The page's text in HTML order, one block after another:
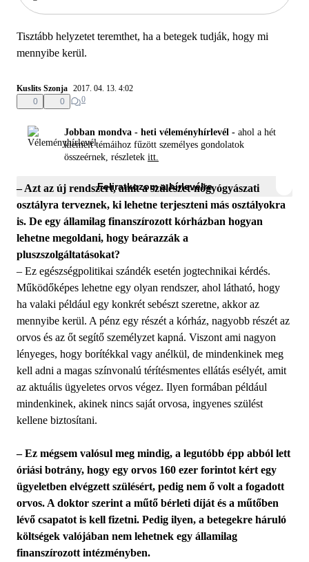
Tisztább helyzetet teremthet, ha a betegek tudják, hogy mi
mennyibe kerül.
Kuslits Szonja 2017. 04. 13. 4:02
0
0 0
Jobban mondva - heti véleményhírlevél - ahol a hét
kiemelt témáihoz fűzött személyes gondolatok
összeérnek, részletek itt.
Feliratkozom a hírlevélre
– Azt az új rendszert, amit a szülészet-nőgyógyászati
osztályra terveznek, ki lehetne terjeszteni más osztályokra
is. De egy államilag finanszírozott kórházban hogyan
lehetne megoldani, hogy beárazzák a
pluszszolgáltatásokat?
– Ez egészségpolitikai szándék esetén jogtechnikai kérdés.
Működőképes lehetne egy olyan rendszer, ahol látható, hogy
ha valaki például egy konkrét sebészt szeretne, akkor az
mennyibe kerül. A pénz egy részét a kórház, nagyobb részét az
orvos és az őt segítő személyzet kapná. Viszont ami nagyon
lényeges, hogy borítékkal vagy anélkül, de mindenkinek meg
kell adni a magas színvonalú térítésmentes ellátás esélyét, amit
az aktuális ügyeletes orvos végez. Ilyen formában például
mindenkinek, akinek nincs saját orvosa, ingyenes szülést
kellene biztosítani.
– Ez mégsem valósul meg mindig, a legutóbb épp abból lett
óriási botrány, hogy egy orvos 160 ezer forintot kért egy
ügyeletben elvégzett szülésért, pedig nem ő volt a fogadott
orvos. A doktor szerint a műtő bérleti díját és a műtőben
lévő csapatot is kell fizetni. Pedig ilyen, a betegekre háruló
költségek valójában nem lehetnek egy államilag
finanszírozott intézményben.